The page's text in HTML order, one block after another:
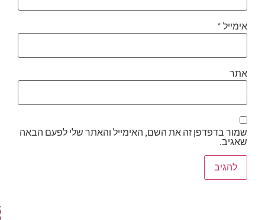
אימייל*
אתר
שמור בדפדפן זה את השם, האימייל והאתר שלי לפעם הבאה
שאגיב.